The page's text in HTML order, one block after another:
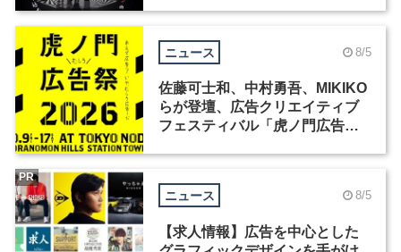
ニュース 8/5
佐藤可士和、中村勇吾、MIKIKO
らが登壇、広告クリエイティブ
フェスティバル「虎ノ門広告
ニュース 8/5
【求人情報】広告を中心とした
PR